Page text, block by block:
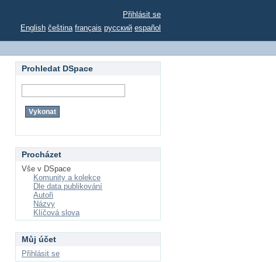
Přihlásit se
English čeština français русский español
Prohledat DSpace
Procházet
Vše v DSpace
Komunity a kolekce
Dle data publikování
Autoři
Názvy
Klíčová slova
Můj účet
Přihlásit se